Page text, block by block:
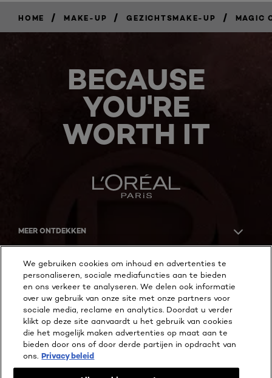
HOME / MAKE-UP / GEZICHTSMAKE-UP / MAGIC
BECAUSE
YOU'RE
WORTH IT
MEER ONTDEKKEN
Instagram
Facebook
YouTube
Cookie Instellingen
Privacy beleid
Wettelijke Bepalingen
We gebruiken cookies om inhoud en advertenties te
personaliseren, sociale mediafuncties aan te bieden
en ons verkeer te analyseren. We delen ook informatie
over uw gebruik van onze site met onze partners voor
sociale media, reclame en analytics. Doordat u verder
klikt op deze site aanvaardt u het gebruik van cookies
die het mogelijk maken advertenties op maat aan te
bieden door ons of door derde partijen in opdracht van
ons. Privacy beleid